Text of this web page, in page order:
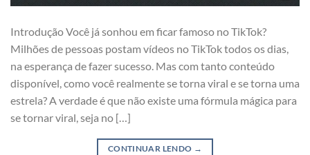
Introdução Você já sonhou em ficar famoso no TikTok?
Milhões de pessoas postam vídeos no TikTok todos os dias,
na esperança de fazer sucesso. Mas com tanto conteúdo
disponível, como você realmente se torna viral e se torna uma
estrela? A verdade é que não existe uma fórmula mágica para
se tornar viral, seja no […]
CONTINUAR LENDO →